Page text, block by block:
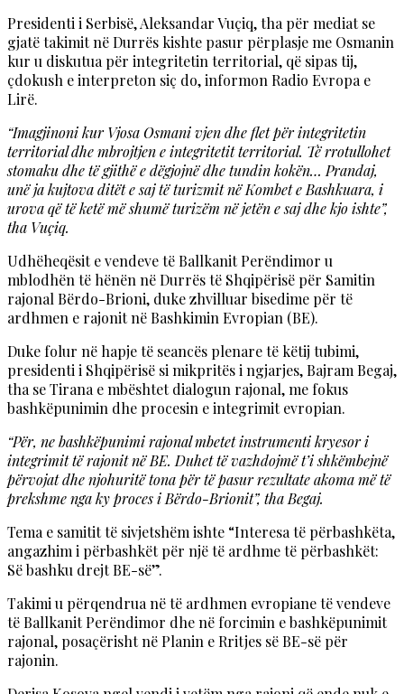
Presidenti i Serbisë, Aleksandar Vuçiq, tha për mediat se
gjatë takimit në Durrës kishte pasur përplasje me Osmanin
kur u diskutua për integritetin territorial, që sipas tij,
çdokush e interpreton siç do, informon Radio Evropa e
Lirë.
“Imagjinoni kur Vjosa Osmani vjen dhe flet për integritetin
territorial dhe mbrojtjen e integritetit territorial. Të rrotullohet
stomaku dhe të gjithë e dëgjojnë dhe tundin kokën… Prandaj,
unë ja kujtova ditët e saj të turizmit në Kombet e Bashkuara, i
urova që të ketë më shumë turizëm në jetën e saj dhe kjo ishte”,
tha Vuçiq.
Udhëheqësit e vendeve të Ballkanit Perëndimor u
mblodhën të hënën në Durrës të Shqipërisë për Samitin
rajonal Bërdo-Brioni, duke zhvilluar bisedime për të
ardhmen e rajonit në Bashkimin Evropian (BE).
Duke folur në hapje të seancës plenare të këtij tubimi,
presidenti i Shqipërisë si mikpritës i ngjarjes, Bajram Begaj,
tha se Tirana e mbështet dialogun rajonal, me fokus
bashkëpunimin dhe procesin e integrimit evropian.
“Për, ne bashkëpunimi rajonal mbetet instrumenti kryesor i
integrimit të rajonit në BE. Duhet të vazhdojmë t’i shkëmbejnë
përvojat dhe njohuritë tona për të pasur rezultate akoma më të
prekshme nga ky proces i Bërdo-Brionit”, tha Begaj.
Tema e samitit të sivjetshëm ishte “Interesa të përbashkëta,
angazhim i përbashkët për një të ardhme të përbashkët:
Së bashku drejt BE-së”.
Takimi u përqendrua në të ardhmen evropiane të vendeve
të Ballkanit Perëndimor dhe në forcimin e bashkëpunimit
rajonal, posaçërisht në Planin e Rritjes së BE-së për
rajonin.